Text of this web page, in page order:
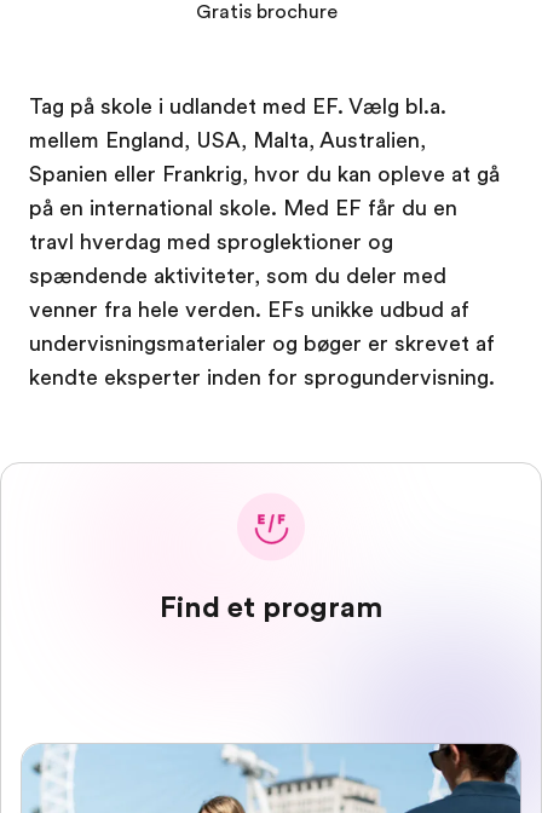
Tag på skole i udlandet med EF. Vælg bl.a.
mellem England, USA, Malta, Australien,
Spanien eller Frankrig, hvor du kan opleve at gå
på en international skole. Med EF får du en
travl hverdag med sproglektioner og
spændende aktiviteter, som du deler med
venner fra hele verden. EFs unikke udbud af
undervisningsmaterialer og bøger er skrevet af
kendte eksperter inden for sprogundervisning.
Gratis brochure
Find et program